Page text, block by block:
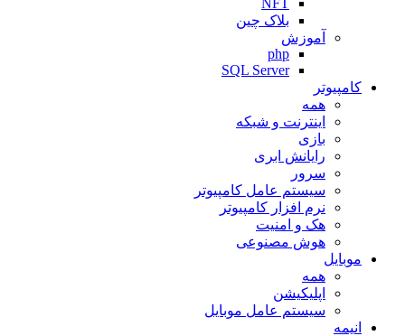
NFT
بلاک چین
آموزش
php
SQL Server
کامپیوتر
همه
اینترنت و شبکه
بازی
رایانش ابری
سرور
سیستم عامل کامپیوتر
نرم افزار کامپیوتر
هک و امنیت
هوش مصنوعی
موبایل
همه
اپلیکیشن
سیستم عامل موبایل
انیمه